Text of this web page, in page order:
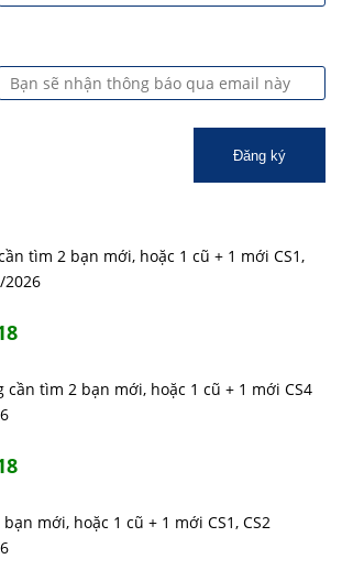
Đăng ký
tìm 2 bạn mới, hoặc 1 cũ + 1 mới CS1,
2026
cần tìm 2 bạn mới, hoặc 1 cũ + 1 mới CS4
mới, hoặc 1 cũ + 1 mới CS1, CS2